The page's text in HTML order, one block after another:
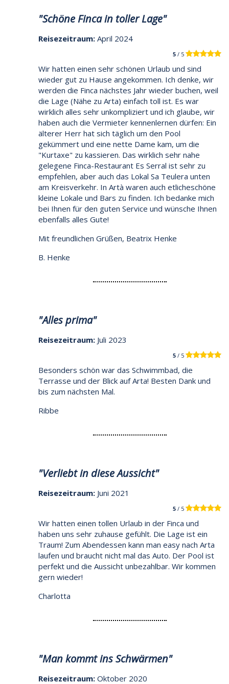
"Schöne Finca in toller Lage"
Reisezeitraum: April 2024
5 / 5
Wir hatten einen sehr schönen Urlaub und sind
wieder gut zu Hause angekommen. Ich denke, wir
werden die Finca nächstes Jahr wieder buchen, weil
die Lage (Nähe zu Arta) einfach toll ist. Es war
wirklich alles sehr unkompliziert und ich glaube, wir
haben auch die Vermieter kennenlernen dürfen: Ein
älterer Herr hat sich täglich um den Pool
gekümmert und eine nette Dame kam, um die
"Kurtaxe" zu kassieren. Das wirklich sehr nahe
gelegene Finca-Restaurant Es Serral ist sehr zu
empfehlen, aber auch das Lokal Sa Teulera unten
am Kreisverkehr. In Artà waren auch etlicheschöne
kleine Lokale und Bars zu finden. Ich bedanke mich
bei Ihnen für den guten Service und wünsche Ihnen
ebenfalls alles Gute!
Mit freundlichen Grüßen, Beatrix Henke
B. Henke
"Alles prima"
Reisezeitraum: Juli 2023
5 / 5
Besonders schön war das Schwimmbad, die
Terrasse und der Blick auf Arta! Besten Dank und
bis zum nächsten Mal.
Ribbe
"Verliebt in diese Aussicht"
Reisezeitraum: Juni 2021
5 / 5
Wir hatten einen tollen Urlaub in der Finca und
haben uns sehr zuhause gefühlt. Die Lage ist ein
Traum! Zum Abendessen kann man easy nach Arta
laufen und braucht nicht mal das Auto. Der Pool ist
perfekt und die Aussicht unbezahlbar. Wir kommen
gern wieder!
Charlotta
"Man kommt ins Schwärmen"
Reisezeitraum: Oktober 2020